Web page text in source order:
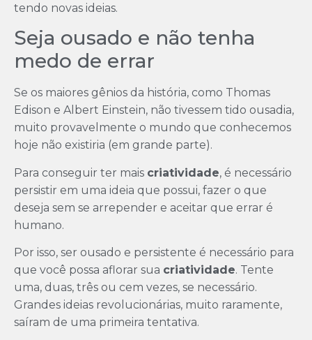
tendo novas ideias.
Seja ousado e não tenha
medo de errar
Se os maiores gênios da história, como Thomas
Edison e Albert Einstein, não tivessem tido ousadia,
muito provavelmente o mundo que conhecemos
hoje não existiria (em grande parte).
Para conseguir ter mais criatividade, é necessário
persistir em uma ideia que possui, fazer o que
deseja sem se arrepender e aceitar que errar é
humano.
Por isso, ser ousado e persistente é necessário para
que você possa aflorar sua criatividade. Tente
uma, duas, três ou cem vezes, se necessário.
Grandes ideias revolucionárias, muito raramente,
saíram de uma primeira tentativa.